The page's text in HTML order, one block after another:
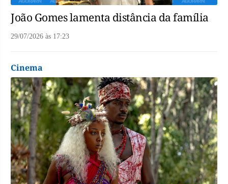
João Gomes lamenta distância da família
29/07/2026 às 17:23
Cinema